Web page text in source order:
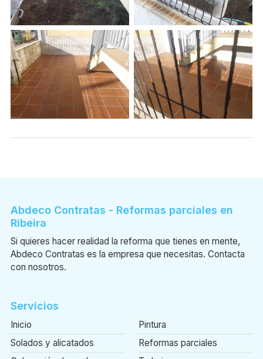
Abdeco Contratas - Reformas parciales en
Ribeira
Si quieres hacer realidad la reforma que tienes en mente,
Abdeco Contratas es la empresa que necesitas. Contacta
con nosotros.
Servicios
Inicio
Pintura
Solados y alicatados
Reformas parciales